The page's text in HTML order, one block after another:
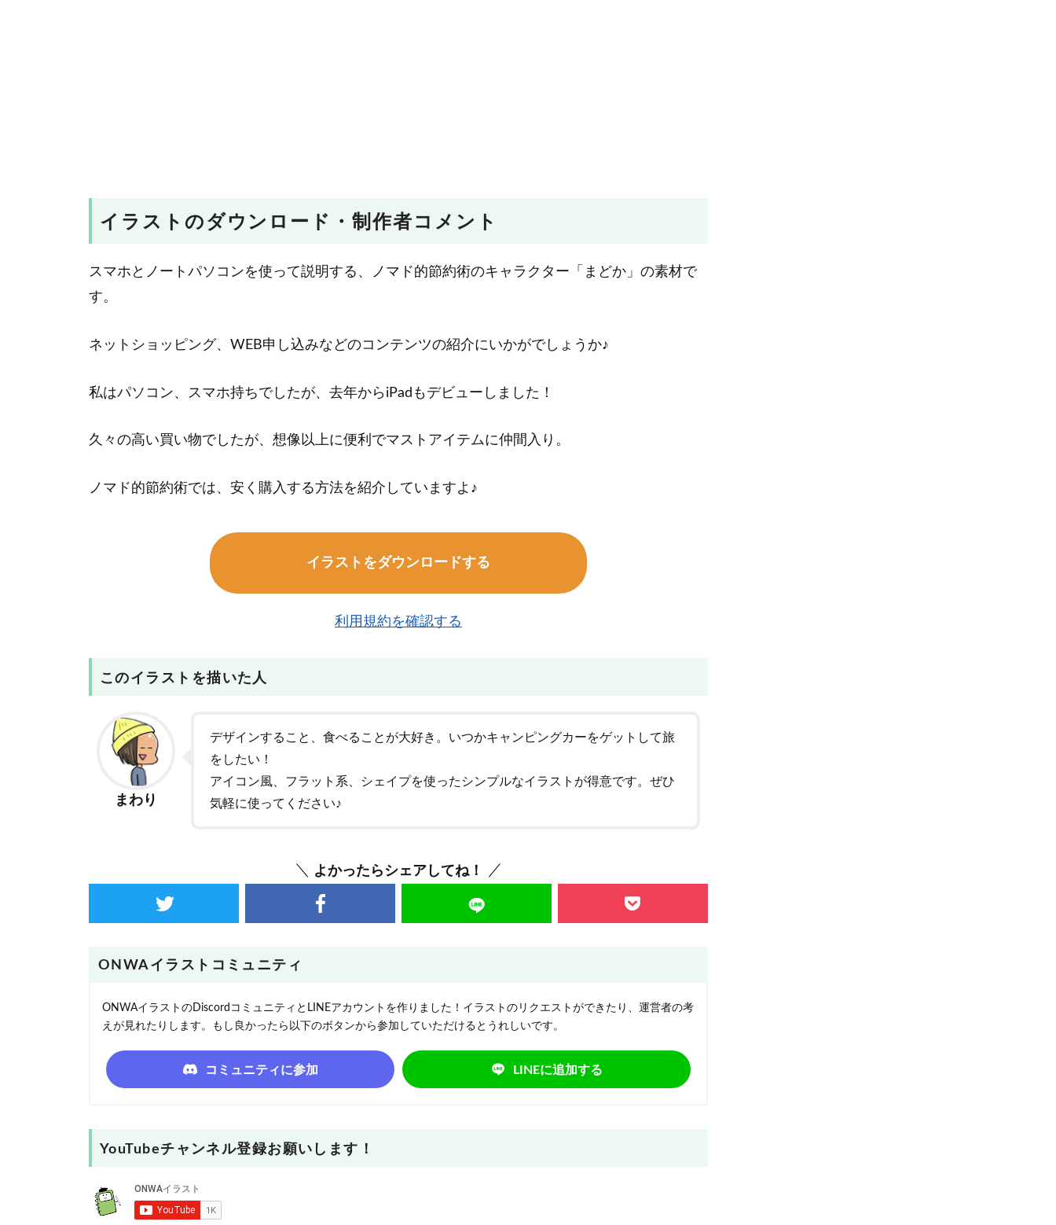
イラストのダウンロード・制作者コメント
スマホとノートパソコンを使って説明する、ノマド的節約術のキャラクター「まどか」の素材で
す。
ネットショッピング、WEB申し込みなどのコンテンツの紹介にいかがでしょうか♪
私はパソコン、スマホ持ちでしたが、去年からiPadもデビューしました！
久々の高い買い物でしたが、想像以上に便利でマストアイテムに仲間入り。
ノマド的節約術では、安く購入する方法を紹介していますよ♪
イラストをダウンロードする
利用規約を確認する
このイラストを描いた人
まわり
デザインすること、食べることが大好き。いつかキャンピングカーをゲットして旅
をしたい！
アイコン風、フラット系、シェイプを使ったシンプルなイラストが得意です。ぜひ
気軽に使ってください♪
よかったらシェアしてね！
ONWAイラストコミュニティ
ONWAイラストのDiscordコミュニティとLINEアカウントを作りました！イラストのリクエストができたり、運営者の考
えが見れたりします。もし良かったら以下のボタンから参加していただけるとうれしいです。
コミュニティに参加 LINEに追加する
YouTubeチャンネル登録お願いします！